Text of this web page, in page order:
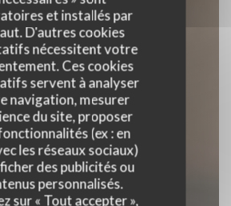
et installés par
D'autres cookies
nécessitent votre
Ces cookies
servent à analyser
navigation, mesurer
du site, proposer
(ex : en
les réseaux sociaux)
des publicités ou
personnalisés.
sur « Tout accepter »,
ITALIEN - PIZZERIA
PARIS